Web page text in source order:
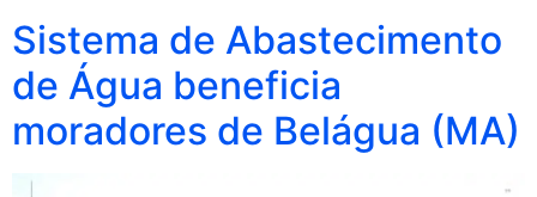
Sistema de Abastecimento
de Água beneficia
moradores de Belágua (MA)